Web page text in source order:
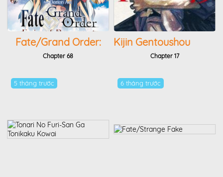
Fate/grand Order:
Epic Of Remnant -
Chapter 68
Kijin Gentoushou
Chapter 17
5 tháng trước 6 tháng trước